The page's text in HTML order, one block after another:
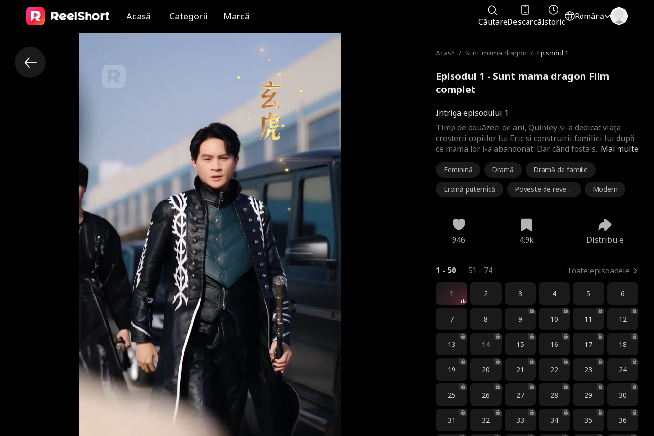
Acasă Categorii Marcă CăutareDescarcăIstoric
Română
Acasă / Sunt mama dragon / Episodul 1
Episodul 1 - Sunt mama dragon Film
complet
Intriga episodului 1
Mai multe
Timp de douăzeci de ani, Quinley și-a dedicat viața
creșterii copiilor lui Eric și construirii familiei lui după
ce mama lor i-a abandonat. Dar când fosta s...
Feminină Dramă Dramă de familie
Eroină puternică
Poveste de reveni
Modern
946 4.9k Distribuie
1 - 50 51 - 74 Toate episoadele
1 2 3 4 5 6
7 8 9 10 11 12
13 14 15 16 17 18
19 20 21 22 23 24
25 26 27 28 29 30
31 32 33 34 35 36